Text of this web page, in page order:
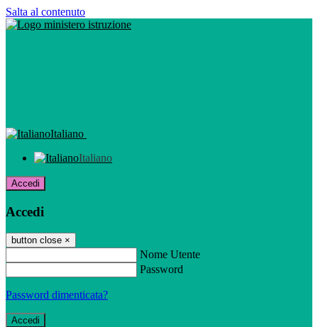
Salta al contenuto
Italiano
Italiano
Accedi
Accedi
button close ×
Nome Utente
Password
Password dimenticata?